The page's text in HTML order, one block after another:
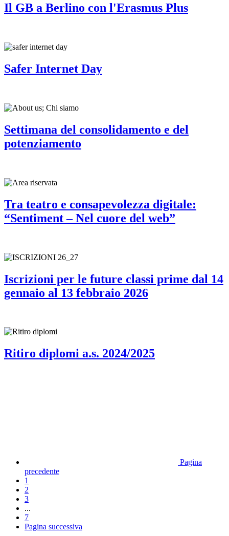
Il GB a Berlino con l'Erasmus Plus
Safer Internet Day
Settimana del consolidamento e del
potenziamento
Tra teatro e consapevolezza digitale:
“Sentiment – Nel cuore del web”
Iscrizioni per le future classi prime dal 14
gennaio al 13 febbraio 2026
Ritiro diplomi a.s. 2024/2025
Pagina
precedente
1
2
3
...
7
Pagina successiva